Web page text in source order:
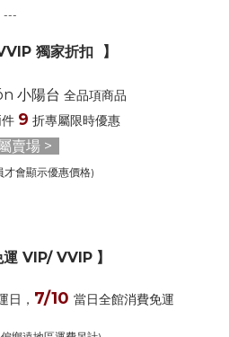
---
獨家折扣 】
小陽台 全品項商品
9 折專屬限時優惠
賣場 >
才會顯示優惠價格)
運 VIP/ VVIP 】
日， 7/10 當日全館消費免運